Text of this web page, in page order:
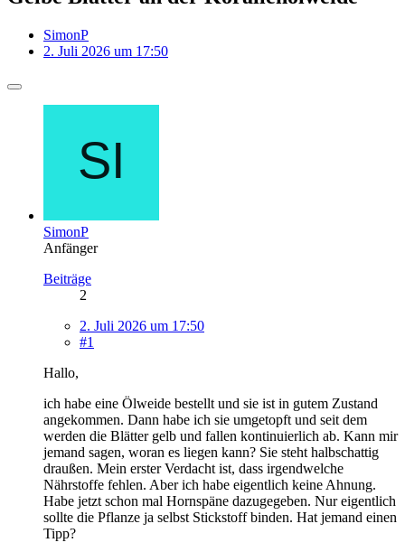
SimonP
2. Juli 2026 um 17:50
SimonP
Anfänger
Beiträge
2
2. Juli 2026 um 17:50
#1
Hallo,
ich habe eine Ölweide bestellt und sie ist in gutem Zustand
angekommen. Dann habe ich sie umgetopft und seit dem
werden die Blätter gelb und fallen kontinuierlich ab. Kann mir
jemand sagen, woran es liegen kann? Sie steht halbschattig
draußen. Mein erster Verdacht ist, dass irgendwelche
Nährstoffe fehlen. Aber ich habe eigentlich keine Ahnung.
Habe jetzt schon mal Hornspäne dazugegeben. Nur eigentlich
sollte die Pflanze ja selbst Stickstoff binden. Hat jemand einen
Tipp?